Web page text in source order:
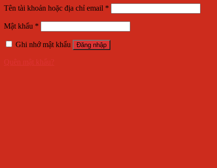
Tên tài khoản hoặc địa chỉ email *
Mật khẩu *
Ghi nhớ mật khẩu Đăng nhập